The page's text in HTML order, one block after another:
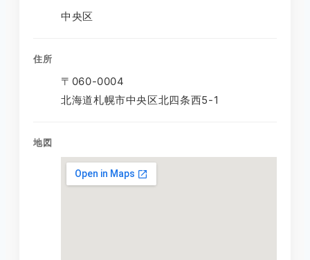
中央区
住所
〒060-0004
北海道札幌市中央区北四条西5-1
地図